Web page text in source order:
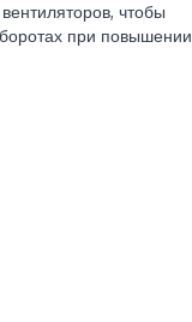
чтобы
при повышении